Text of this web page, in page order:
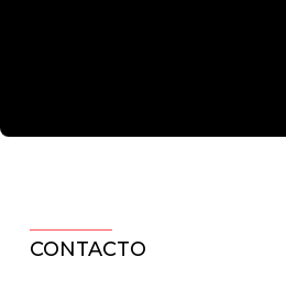
CONTACTO